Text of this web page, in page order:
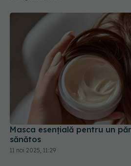
Masca esențială pentru un
sănătos
11 noi 2025, 11:29